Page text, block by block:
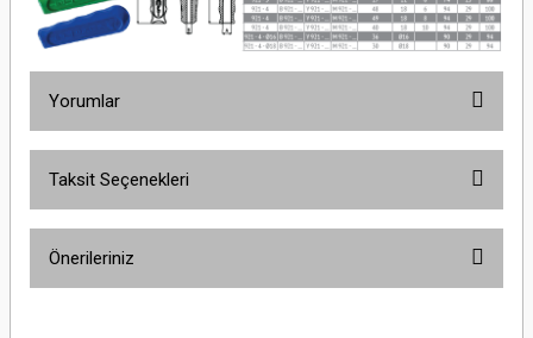
Yorumlar
Taksit Seçenekleri
Önerileriniz